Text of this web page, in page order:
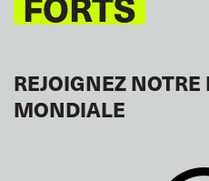
REJOIGNEZ
MONDIALE